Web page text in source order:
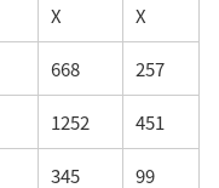
X X
668 257
1252 451
345 99